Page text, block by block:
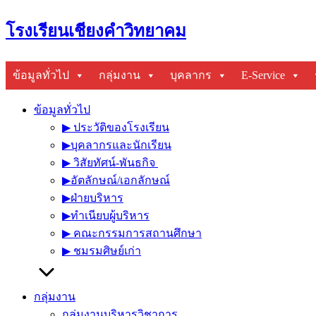
Skip
to
โรงเรียนเชียงคำวิทยาคม
ข้อมูลทั่วไป กลุ่มงาน บุคลากร E-Service
ข้อมูลทั่วไป
▶︎ ประวัติของโรงเรียน
▶︎บุคลากรและนักเรียน
▶︎ วิสัยทัศน์-พันธกิจ
▶︎อัตลักษณ์/เอกลักษณ์
▶︎ฝ่ายบริหาร
▶︎ทำเนียบผู้บริหาร
▶︎ คณะกรรมการสถานศึกษา
▶︎ ชมรมศิษย์เก่า
กลุ่มงาน